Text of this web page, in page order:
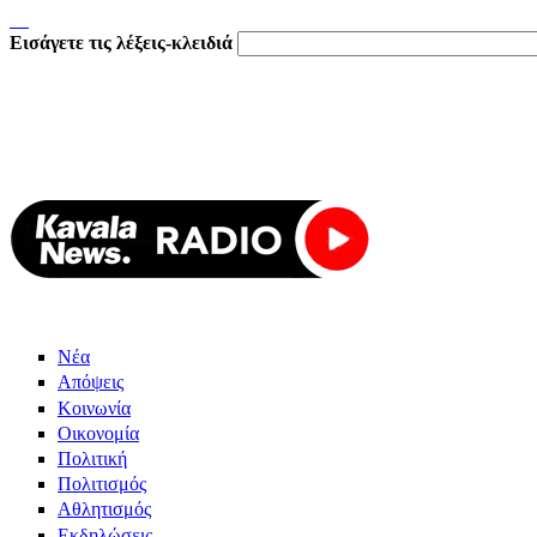
Εισάγετε τις λέξεις-κλειδιά
Νέα
Απόψεις
Κοινωνία
Οικονομία
Πολιτική
Πολιτισμός
Αθλητισμός